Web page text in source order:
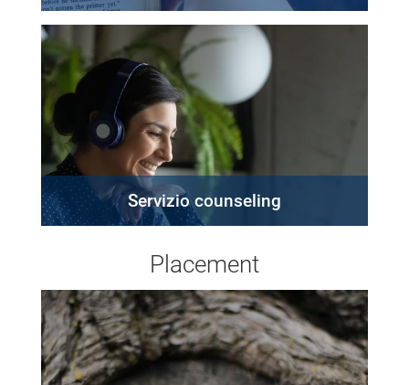
Servizio counseling
Placement